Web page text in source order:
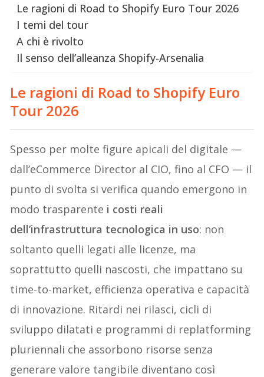
Le ragioni di Road to Shopify Euro Tour 2026
I temi del tour
A chi è rivolto
Il senso dell’alleanza Shopify-Arsenalia
Le ragioni di Road to Shopify Euro
Tour 2026
Spesso per molte figure apicali del digitale —
dall’eCommerce Director al CIO, fino al CFO — il
punto di svolta si verifica quando emergono in
modo trasparente i costi reali
dell’infrastruttura tecnologica in uso: non
soltanto quelli legati alle licenze, ma
soprattutto quelli nascosti, che impattano su
time-to-market, efficienza operativa e capacità
di innovazione. Ritardi nei rilasci, cicli di
sviluppo dilatati e programmi di replatforming
pluriennali che assorbono risorse senza
generare valore tangibile diventano così